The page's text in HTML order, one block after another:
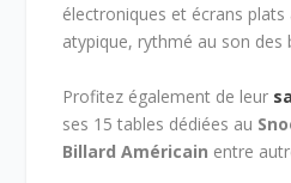
électroniques et écrans plats
atypique, rythmé au son des
Profitez également de leur
ses 15 tables dédiées au
Billard Américain entre